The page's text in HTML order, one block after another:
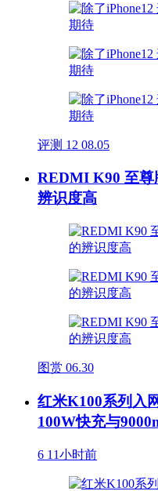
评测 12 08.05
REDMI K90 至尊
辨识度高
图赏 06.30
红米K100系列入
100W快充与
6 11小时前